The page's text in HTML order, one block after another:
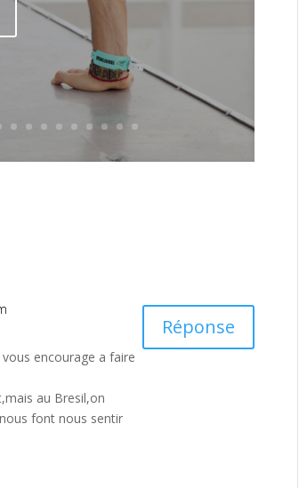
encourage a faire
au Bresil,on
font nous sentir
Réponse